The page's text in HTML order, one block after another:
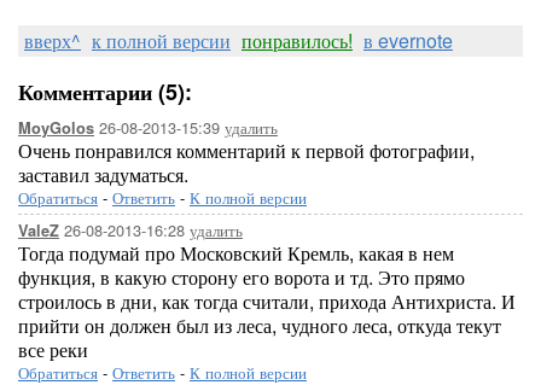
вверх^ к полной версии понравилось! в evernote
Комментарии (5):
MoyGolos 26-08-2013-15:39 удалить
Очень понравился комментарий к первой фотографии,
заставил задуматься.
Обратиться - Ответить - К полной версии
ValeZ 26-08-2013-16:28 удалить
Тогда подумай про Московский Кремль, какая в нем
функция, в какую сторону его ворота и тд. Это прямо
строилось в дни, как тогда считали, прихода Антихриста. И
прийти он должен был из леса, чудного леса, откуда текут
все реки
Обратиться - Ответить - К полной версии